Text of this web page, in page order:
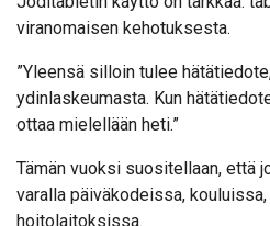
viranomaisen kehotuksesta.
”Yleensä silloin tulee
ydinlaskeumasta. Kun
ottaa mielellään heti.”
Tämän vuoksi suositellaan, että
varalla päiväkodeissa,
hoitolaitoksissa.